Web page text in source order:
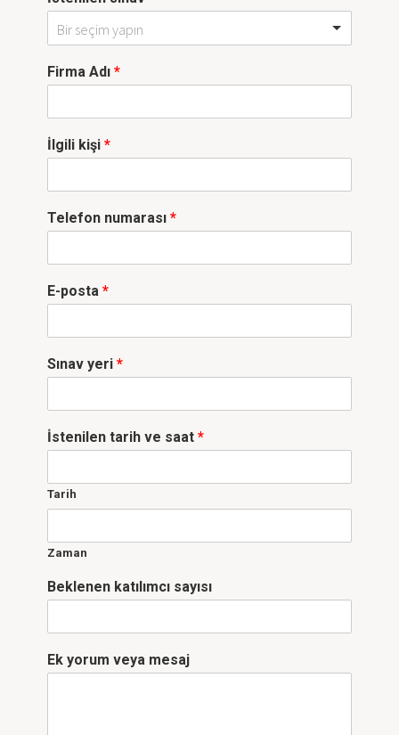
Bir seçim yapın
Firma Adı*
İlgili kişi*
Telefon numarası*
E-posta*
Sınav yeri*
İstenilen tarih ve saat*
Tarih
Zaman
Beklenen katılımcı sayısı
Ek yorum veya mesaj